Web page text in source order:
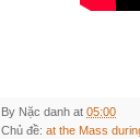
By Nặc danh at 05:00
Chủ đề: at the Mass